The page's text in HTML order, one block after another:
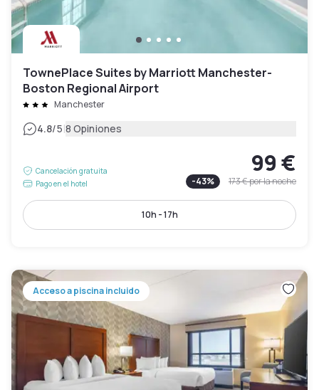
TownePlace Suites by Marriott Manchester-
Boston Regional Airport
Manchester
4.8/5|8 Opiniones
Cancelación gratuita
Pago en el hotel
99 €
-43% 173 €por la noche
10h - 17h
Acceso a piscina incluido